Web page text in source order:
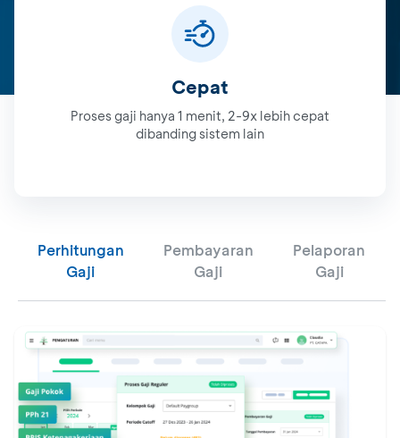
Cepat
Proses gaji hanya 1 menit, 2-9x lebih cepat
dibanding sistem lain
Perhitungan
Gaji
Pembayaran
Gaji
Pelaporan
Gaji